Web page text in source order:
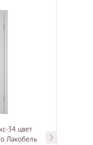
34 цвет
Лакобель